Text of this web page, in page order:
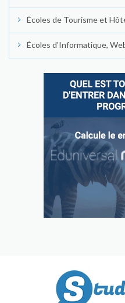
Écoles de Tourisme et
Écoles d'Informatique,